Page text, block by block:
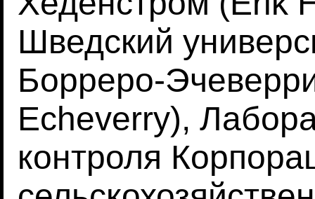
Шведский
Борреро-
Echeverry),
контроля